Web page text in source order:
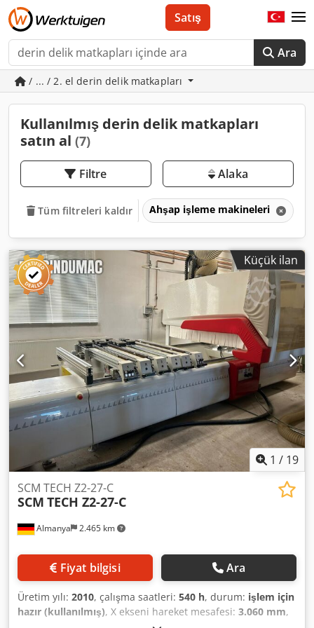
Ara
Satış
/ ... / 2. el derin delik matkapları
Kullanılmış derin delik matkapları
satın al (7)
Filtre Alaka
Tüm filtreleri kaldır Ahşap işleme makineleri
Küçük ilan
1 / 19
Almanya 2.465 km
SCM TECH Z2-27-C
SCM TECH Z2-27-C
Fiyat bilgisi Ara
Üretim yılı: 2010, çalışma saatleri: 540 h, durum: işlem için
hazır (kullanılmış), X ekseni hareket mesafesi: 3.060 mm,